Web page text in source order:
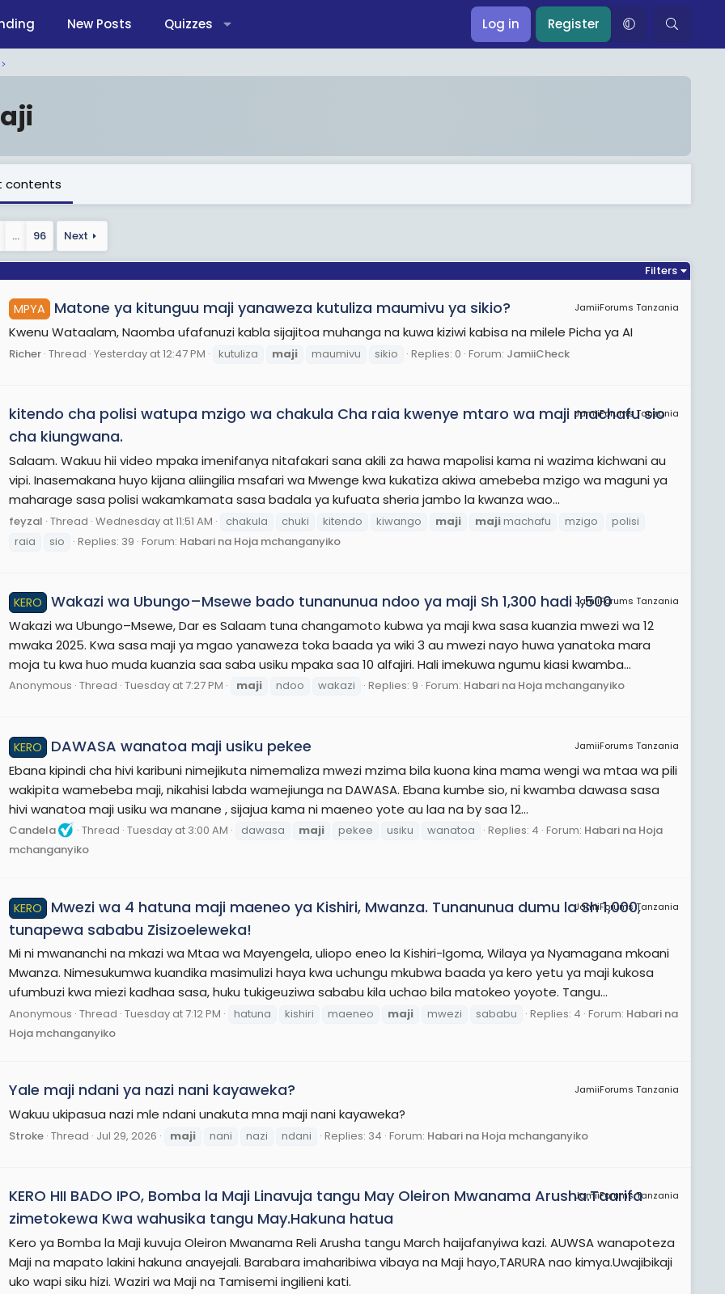
New Posts Quizzes Log in Register
contents
… 96 Next
Filters
JamiiForums Tanzania
MPYA Matone ya kitunguu maji yanaweza kutuliza maumivu ya sikio?
Kwenu Wataalam, Naomba ufafanuzi kabla sijajitoa muhanga na kuwa kiziwi kabisa na milele Picha ya AI
Richer Thread Yesterday at 12:47 PM kutuliza maji maumivu sikio Replies: 0 Forum: JamiiCheck
JamiiForums Tanzania
kitendo cha polisi watupa mzigo wa chakula Cha raia kwenye mtaro wa maji machafu sio
cha kiungwana.
Salaam. Wakuu hii video mpaka imenifanya nitafakari sana akili za hawa mapolisi kama ni wazima kichwani au
vipi. Inasemakana huyo kijana aliingilia msafari wa Mwenge kwa kukatiza akiwa amebeba mzigo wa maguni ya
maharage sasa polisi wakamkamata sasa badala ya kufuata sheria jambo la kwanza wao...
feyzal Thread Wednesday at 11:51 AM chakula chuki kitendo kiwango maji majimachafu mzigo
polisi
raia
sio Replies: 39 Forum: Habari na Hoja mchanganyiko
JamiiForums Tanzania
KERO Wakazi wa Ubungo–Msewe bado tunanunua ndoo ya maji Sh 1,300 hadi 1,500
Wakazi wa Ubungo–Msewe, Dar es Salaam tuna changamoto kubwa ya maji kwa sasa kuanzia mwezi wa 12
mwaka 2025. Kwa sasa maji ya mgao yanaweza toka baada ya wiki 3 au mwezi nayo huwa yanatoka mara
moja tu kwa huo muda kuanzia saa saba usiku mpaka saa 10 alfajiri. Hali imekuwa ngumu kiasi kwamba...
Anonymous Thread Tuesday at 7:27 PM maji ndoo wakazi Replies: 9 Forum: Habari na Hoja mchanganyiko
JamiiForums Tanzania
KERO DAWASA wanatoa maji usiku pekee
Ebana kipindi cha hivi karibuni nimejikuta nimemaliza mwezi mzima bila kuona kina mama wengi wa mtaa wa pili
wakipita wamebeba maji, nikahisi labda wamejiunga na DAWASA. Ebana kumbe sio, ni kwamba dawasa sasa
hivi wanatoa maji usiku wa manane , sijajua kama ni maeneo yote au laa na by saa 12...
Candela Thread Tuesday at 3:00 AM dawasa maji pekee usiku wanatoa Replies: 4 Forum: Habari na Hoja
mchanganyiko
JamiiForums Tanzania
KERO
Mwezi wa 4 hatuna maji maeneo ya Kishiri, Mwanza. Tunanunua dumu la Sh 1,000,
tunapewa sababu Zisizoeleweka!
Mi ni mwananchi na mkazi wa Mtaa wa Mayengela, uliopo eneo la Kishiri-Igoma, Wilaya ya Nyamagana mkoani
Mwanza. Nimesukumwa kuandika masimulizi haya kwa uchungu mkubwa baada ya kero yetu ya maji kukosa
ufumbuzi kwa miezi kadhaa sasa, huku tukigeuziwa sababu kila uchao bila matokeo yoyote. Tangu...
Anonymous Thread Tuesday at 7:12 PM hatuna kishiri maeneo maji mwezi sababu Replies: 4 Forum: Habari na
Hoja mchanganyiko
JamiiForums Tanzania
Yale maji ndani ya nazi nani kayaweka?
Wakuu ukipasua nazi mle ndani unakuta mna maji nani kayaweka?
Stroke Thread Jul 29, 2026 maji nani nazi ndani Replies: 34 Forum: Habari na Hoja mchanganyiko
JamiiForums Tanzania
KERO HII BADO IPO, Bomba la Maji Linavuja tangu May Oleiron Mwanama Arusha.Taarifa
zimetokewa Kwa wahusika tangu May.Hakuna hatua
Kero ya Bomba la Maji kuvuja Oleiron Mwanama Reli Arusha tangu March haijafanyiwa kazi. AUWSA wanapoteza
Maji na mapato lakini hakuna anayejali. Barabara imaharibiwa vibaya na Maji hayo,TARURA nao kimya.Uwajibikaji
uko wapi siku hizi. Waziri wa Maji na Tamisemi ingilieni kati.